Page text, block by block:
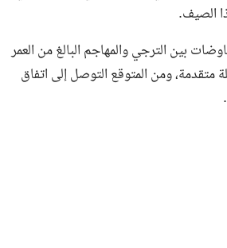
الصيف.
بين الترجي والمهاجم البالغ من العمر
متقدمة، ومن المتوقع التوصل إلى اتفاق